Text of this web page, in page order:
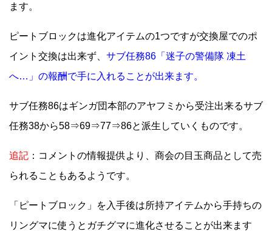
ます。
ピートブロックは進化アイテムの1つですが交換屋でのポ
イント交換は出来ず、 サブ任務86「迷子の警備隊 凍土
へ…」の報酬で手に入れることが出来ます。
サブ任務86はギンガ団本部のアヤフミから受注出来るサブ
任務38から58⇒69⇒77⇒86と派生していくものです。
追記 ：コメントの情報提供より、商会の目玉商品として売
られることもあるようです。
「ピートブロック」を入手後は所持アイテムから手持ちの
リングマに使うとガチグマに進化させることが出来ます